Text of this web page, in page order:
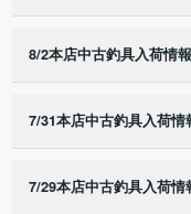
8/2本店中古釣具入荷情報
7/31本店中古釣具入荷情
7/29本店中古釣具入荷情